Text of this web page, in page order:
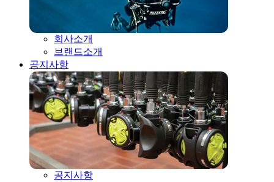
회사소개
브랜드소개
공지사항
공지사항